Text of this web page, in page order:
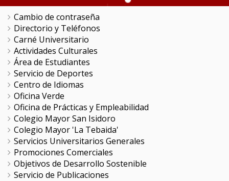
Cambio de contraseña
Directorio y Teléfonos
Carné Universitario
Actividades Culturales
Área de Estudiantes
Servicio de Deportes
Centro de Idiomas
Oficina Verde
Oficina de Prácticas y Empleabilidad
Colegio Mayor San Isidoro
Colegio Mayor 'La Tebaida'
Servicios Universitarios Generales
Promociones Comerciales
Objetivos de Desarrollo Sostenible
Servicio de Publicaciones